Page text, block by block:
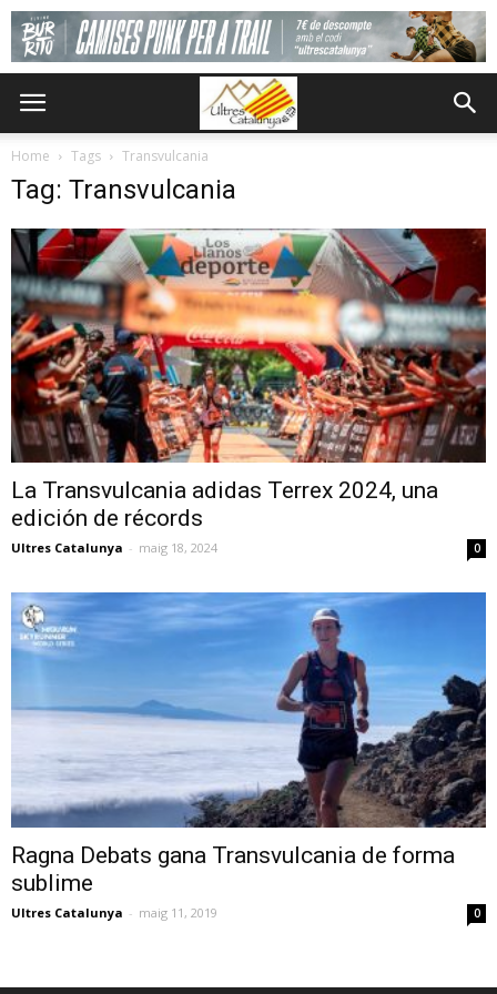
Home Tags Transvulcania
Tag: Transvulcania
La Transvulcania adidas Terrex 2024, una
edición de récords
Ultres Catalunya - maig 18, 2024 0
Ragna Debats gana Transvulcania de forma
sublime
Ultres Catalunya - maig 11, 2019 0